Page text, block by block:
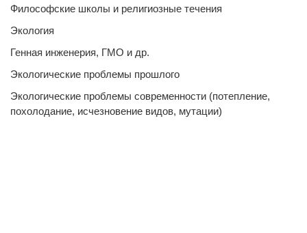
Философские школы и религиозные течения
Экология
Генная инженерия, ГМО и др.
Экологические проблемы прошлого
Экологические проблемы современности (потепление,
похолодание, исчезновение видов, мутации)